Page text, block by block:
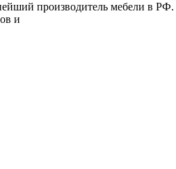
производитель мебели в
и